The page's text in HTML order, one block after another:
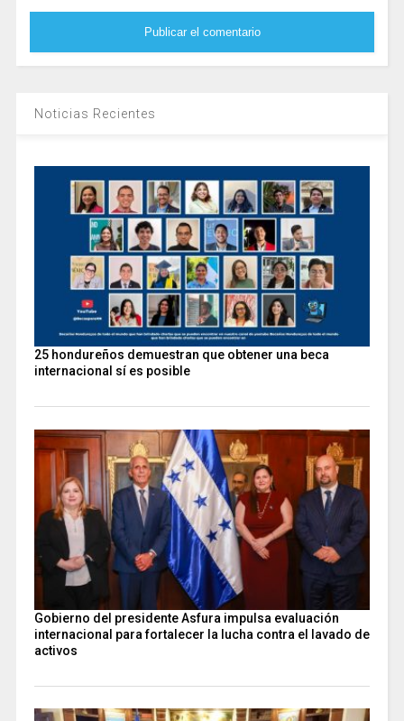
Noticias Recientes
25 hondureños demuestran que obtener una beca
internacional sí es posible
Gobierno del presidente Asfura impulsa evaluación
internacional para fortalecer la lucha contra el lavado de
activos